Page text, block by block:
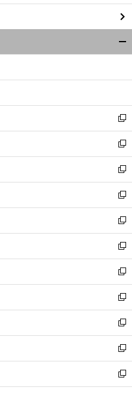
し
い
ウ
ィ
ン
ウ
開
く
新
し
い
ウ
ィ
ン
ド
ウ
で
開
く
新
し
い
ウ
ィ
ン
ド
ウ
で
開
く
新
し
い
ウ
ィ
ン
ド
ウ
で
開
く
新
し
い
ウ
ィ
ン
ド
ウ
で
開
く
新
し
い
ウ
ィ
ン
ド
ウ
で
開
く
新
し
い
ウ
ィ
ン
ド
ウ
で
開
く
新
し
い
ウ
ィ
ン
ド
ウ
で
開
新
し
い
ウ
ィ
ン
ド
ウ
新
し
い
ウ
ィ
ン
新
し
い
ウ
新
し